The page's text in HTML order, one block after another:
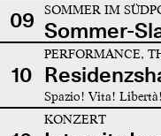
09
SOMMER IM
Sommer-
10
PERFORMANCE,
Spazio! Vita! Libertà!
KONZERT